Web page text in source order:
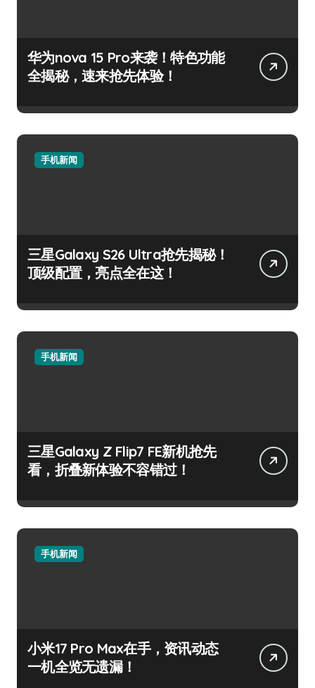
华为nova 15 Pro来袭！特色功能
全揭秘，速来抢先体验！
手机新闻
三星Galaxy S26 Ultra抢先揭秘！
顶级配置，亮点全在这！
手机新闻
三星Galaxy Z Flip7 FE新机抢先
看，折叠新体验不容错过！
手机新闻
小米17 Pro Max在手，资讯动态
一机全览无遗漏！